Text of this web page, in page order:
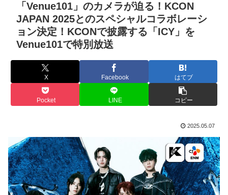
「Venue101」のカメラが迫る！KCON
JAPAN 2025とのスペシャルコラボレーシ
ョン決定！KCONで披露する「ICY」を
Venue101で特別放送
X Facebook はてブ
Pocket LINE コピー
2025.05.07